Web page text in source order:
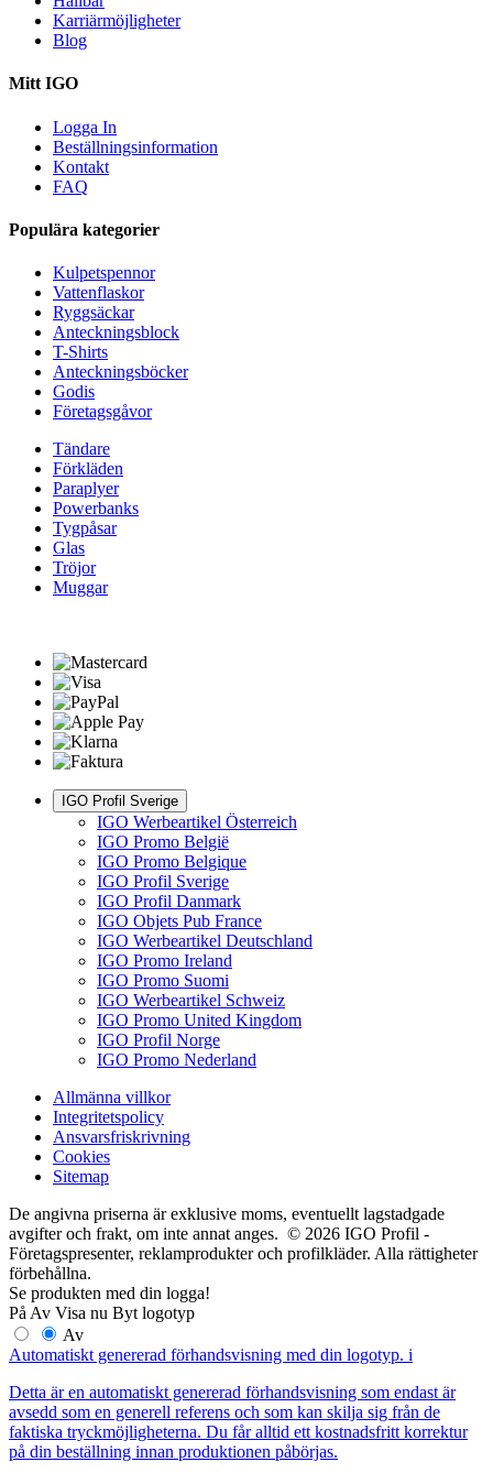
Karriärmöjligheter
Blog
Mitt IGO
Logga In
Beställningsinformation
Kontakt
FAQ
Populära kategorier
Kulpetspennor
Vattenflaskor
Ryggsäckar
Anteckningsblock
T-Shirts
Anteckningsböcker
Godis
Företagsgåvor
Tändare
Förkläden
Paraplyer
Powerbanks
Tygpåsar
Glas
Tröjor
Muggar
IGO Profil Sverige
IGO Werbeartikel Österreich
IGO Promo België
IGO Promo Belgique
IGO Profil Sverige
IGO Profil Danmark
IGO Objets Pub France
IGO Werbeartikel Deutschland
IGO Promo Ireland
IGO Promo Suomi
IGO Werbeartikel Schweiz
IGO Promo United Kingdom
IGO Profil Norge
IGO Promo Nederland
Allmänna villkor
Integritetspolicy
Ansvarsfriskrivning
Cookies
Sitemap
De angivna priserna är exklusive moms, eventuellt lagstadgade
avgifter och frakt, om inte annat anges. © 2026 IGO Profil -
Företagspresenter, reklamprodukter och profilkläder. Alla rättigheter
förbehållna.
Se produkten med din logga!
På Av Visa nu Byt logotyp
Av
Automatiskt genererad förhandsvisning med din logotyp. i
Detta är en automatiskt genererad förhandsvisning som endast är
avsedd som en generell referens och som kan skilja sig från de
faktiska tryckmöjligheterna. Du får alltid ett kostnadsfritt korrektur
på din beställning innan produktionen påbörjas.